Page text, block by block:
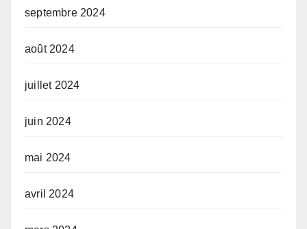
septembre 2024
août 2024
juillet 2024
juin 2024
mai 2024
avril 2024